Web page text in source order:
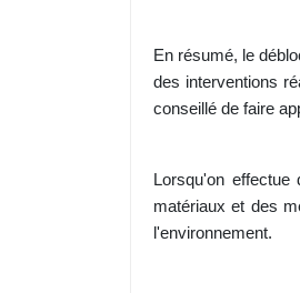
En résumé, le
des interventions
conseillé de faire
Lorsqu'on
matériaux et des
l'environnement.